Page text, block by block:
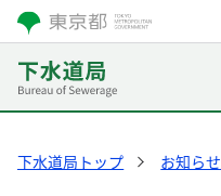
下水道局トップ お知らせ